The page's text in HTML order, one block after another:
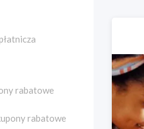
rabatowe
rabatowe